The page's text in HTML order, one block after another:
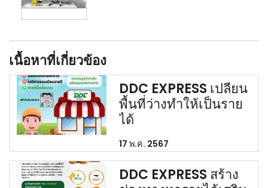
เนื้อหาที่เกี่ยวข้อง
DDC EXPRESS เปลี่ยน
พื้นที่ว่างทำให้เป็นราย
ได้
17 พ.ค. 2567
DDC EXPRESS สร้าง